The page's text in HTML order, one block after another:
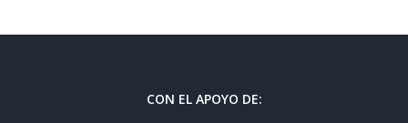
CON EL APOYO DE: